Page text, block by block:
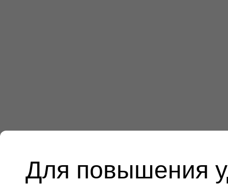
Для повышения